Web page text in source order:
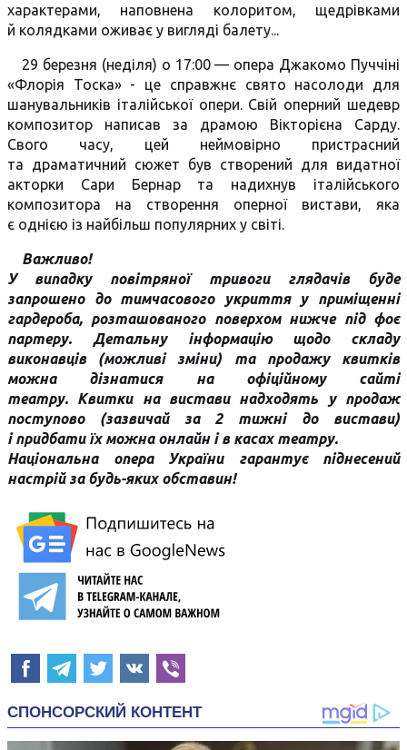
характерами, наповнена колоритом, щедрівками
й колядками оживає у вигляді балету...
29 березня (неділя) о 17:00 — опера Джакомо Пуччіні
«Флорія Тоска» - це справжнє свято насолоди для
шанувальників італійської опери. Свій оперний шедевр
композитор написав за драмою Вікторієна Сарду.
Свого часу, цей неймовірно пристрасний
та драматичний сюжет був створений для видатної
акторки Сари Бернар та надихнув італійського
композитора на створення оперної вистави, яка
є однією із найбільш популярних у світі.
Важливо!
У випадку повітряної тривоги глядачів буде
запрошено до тимчасового укриття у приміщенні
гардероба, розташованого поверхом нижче під фоє
партеру. Детальну інформацію щодо складу
виконавців (можливі зміни) та продажу квитків
можна дізнатися на офіційному сайті
театру. Квитки на вистави надходять у продаж
поступово (зазвичай за 2 тижні до вистави)
і придбати їх можна онлайн і в касах театру.
Національна опера України гарантує піднесений
настрій за будь-яких обставин!